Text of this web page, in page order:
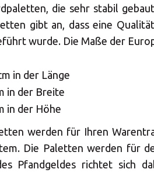
die sehr stabil
gibt an, dass eine
wurde. Die Maße der
in der Länge
in der Breite
in der Höhe
werden für Ihren
Die Paletten werden für
Pfandgeldes richtet sich